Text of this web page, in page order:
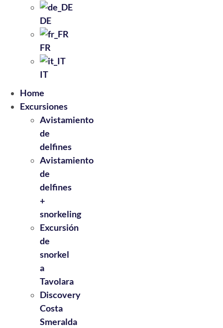
DE
FR
IT
Home
Excursiones
Avistamiento
de
delfines
Avistamiento
de
delfines
+
snorkeling
Excursión
de
snorkel
a
Tavolara
Discovery
Costa
Smeralda